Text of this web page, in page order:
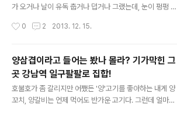
이렇게 외근을 나오게 될 줄이야.. 근 10년만에 다시 온 의
뭘 먹을까 고민하다가 네이버에 의정부 맛집을 검색했더니
가 오거나 날이 유독 춥거나 덥거나 그랬는데, 눈이 펑펑 쏟
무실에 볼일이 있어서 간 건데, 눈 맞으며 간건 참 별로였지
스포일러. 설명 생략. 현우랑 카메라 얘기 하던 중에 현우가
찍은 사진 같은데 뭘 찍은거니 너. (우측에 보이는 사람이
나) 브랜드 사무실에 미팅 갈 때 그 브랜드 옷이나 신발을
착용하는게 나름 매너라면 매너인데, 내 입장에서 매너라
고 생각하는 것과 별개로 가끔 이렇게 사무실 사람들과 똑
0 2 2013. 12. 15.
양삼겹이라고 들어는 봤나 몰라? 기가막힌 그
곳 강남역 일구팔팔로 집합!
호불호가 좀 갈리지만 어쨌든 '양'고기를 좋아하는 내게 양
꼬치, 양갈비는 언제 먹어도 반가운 고기다. 그런데 얼마전